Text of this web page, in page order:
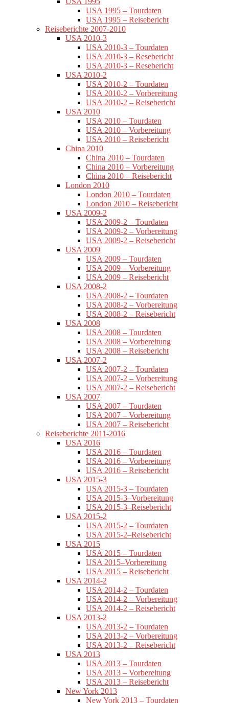
USA 1995 – Tourdaten
USA 1995 – Reisebericht
Reiseberichte 2007-2010
USA 2010-3
USA 2010-3 – Tourdaten
USA 2010-3 – Resebericht
USA 2010-3 – Resebericht
USA 2010-2
USA 2010-2 – Tourdaten
USA 2010-2 – Vorbereitung
USA 2010-2 – Reisebericht
USA 2010
USA 2010 – Tourdaten
USA 2010 – Vorbereitung
USA 2010 – Reisebericht
China 2010
China 2010 – Tourdaten
China 2010 – Vorbereitung
China 2010 – Reisebericht
London 2010
London 2010 – Tourdaten
London 2010 – Reisebericht
USA 2009-2
USA 2009-2 – Tourdaten
USA 2009-2 – Vorbereitung
USA 2009-2 – Reisebericht
USA 2009
USA 2009 – Tourdaten
USA 2009 – Vorbereitung
USA 2009 – Reisebericht
USA 2008-2
USA 2008-2 – Tourdaten
USA 2008-2 – Vorbereitung
USA 2008-2 – Reisebericht
USA 2008
USA 2008 – Tourdaten
USA 2008 – Vorbereitung
USA 2008 – Reisebericht
USA 2007-2
USA 2007-2 – Tourdaten
USA 2007-2 – Vorbereitung
USA 2007-2 – Reisebericht
USA 2007
USA 2007 – Tourdaten
USA 2007 – Vorbereitung
USA 2007 – Reisebericht
Reiseberichte 2011-2016
USA 2016
USA 2016 – Tourdaten
USA 2016 – Vorbereitung
USA 2016 – Reisebericht
USA 2015-3
USA 2015-3 – Tourdaten
USA 2015-3–Vorbereitung
USA 2015-3–Reisebericht
USA 2015-2
USA 2015-2 – Tourdaten
USA 2015-2–Reisebericht
USA 2015
USA 2015 – Tourdaten
USA 2015–Vorbereitung
USA 2015 – Reisebericht
USA 2014-2
USA 2014-2 – Tourdaten
USA 2014-2 – Vorbereitung
USA 2014-2 – Reisebericht
USA 2013-2
USA 2013-2 – Tourdaten
USA 2013-2 – Vorbereitung
USA 2013-2 – Reisebericht
USA 2013
USA 2013 – Tourdaten
USA 2013 – Vorbereitung
USA 2013 – Reisebericht
New York 2013
New York 2013 – Tourdaten